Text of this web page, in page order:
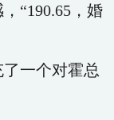
“190.65，婚
一个对霍总